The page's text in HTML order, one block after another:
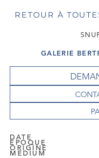
RETOUR À
GALERIE
DATE
EPOQUE
ORIGINE
MEDIUM